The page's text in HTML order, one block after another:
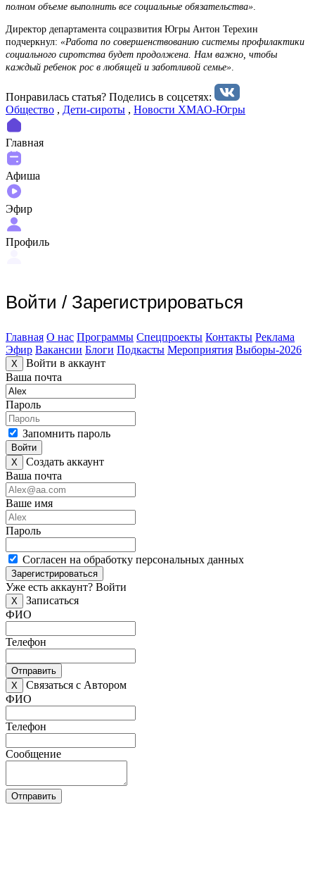
полном объеме выполнить все социальные обязательства»
Директор департамента соцразвития Югры Антон Терехин
подчеркнул: «Работа по совершенствованию системы профилактики
социального сиротства будет продолжена. Нам важно, чтобы
каждый ребенок рос в любящей и заботливой семье»
Понравилась статья? Поделиcь в соцсетях:
Общество , Дети-сироты , Новости ХМАО-Югры
Главная
Афиша
Эфир
Профиль
Войти / Зарегистрироваться
Главная О нас Программы Спецпроекты Контакты Реклама
Эфир Вакансии Блоги Подкасты Мероприятия Выборы-2026
X
Войти в аккаунт
Ваша почта
Пароль
Запомнить пароль
Войти
X
Создать аккаунт
Ваша почта
Ваше имя
Пароль
Согласен на обработку персональных данных
Зарегистрироваться
Уже есть аккаунт? Войти
X
Записаться
ФИО
Телефон
Отправить
X
Связаться с Автором
ФИО
Телефон
Сообщение
Отправить